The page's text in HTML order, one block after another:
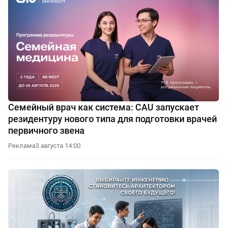
Семейный врач как система: CAU запускает
резидентуру нового типа для подготовки врачей
первичного звена
Реклама3 августа 14:00